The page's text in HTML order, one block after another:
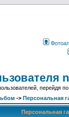
перейдя
-> Персональная
Персональная